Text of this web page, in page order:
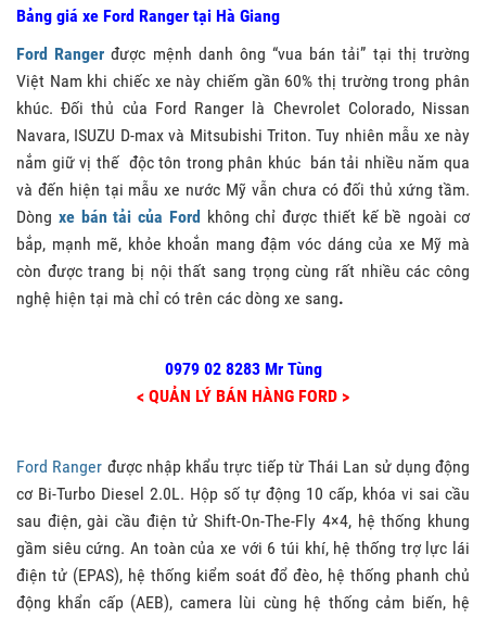
Bảng giá xe Ford Ranger tại Hà Giang
Ford Ranger được mệnh danh ông “vua bán tải” tại thị trường
Việt Nam khi chiếc xe này chiếm gần 60% thị trường trong phân
khúc. Đối thủ của Ford Ranger là Chevrolet Colorado, Nissan
Navara, ISUZU D-max và Mitsubishi Triton. Tuy nhiên mẫu xe này
nắm giữ vị thế độc tôn trong phân khúc bán tải nhiều năm qua
và đến hiện tại mẫu xe nước Mỹ vẫn chưa có đối thủ xứng tầm.
Dòng xe bán tải của Ford không chỉ được thiết kế bề ngoài cơ
bắp, mạnh mẽ, khỏe khoắn mang đậm vóc dáng của xe Mỹ mà
còn được trang bị nội thất sang trọng cùng rất nhiều các công
nghệ hiện tại mà chỉ có trên các dòng xe sang.
0979 02 8283 Mr Tùng
< QUẢN LÝ BÁN HÀNG FORD >
Ford Ranger được nhập khẩu trực tiếp từ Thái Lan sử dụng động
cơ Bi-Turbo Diesel 2.0L. Hộp số tự động 10 cấp, khóa vi sai cầu
sau điện, gài cầu điện tử Shift-On-The-Fly 4×4, hệ thống khung
gầm siêu cứng. An toàn của xe với 6 túi khí, hệ thống trợ lực lái
điện tử (EPAS), hệ thống kiểm soát đổ đèo, hệ thống phanh chủ
động khẩn cấp (AEB), camera lùi cùng hệ thống cảm biến, hệ